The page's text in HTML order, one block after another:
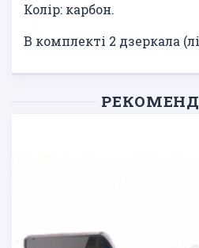
Колір: карбон.
В комплекті 2 дзеркала